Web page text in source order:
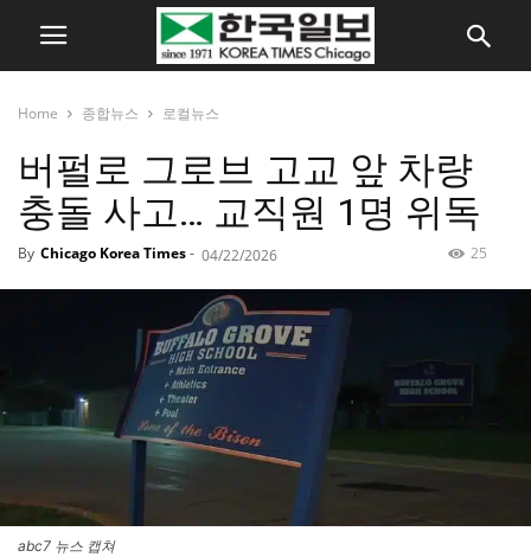
Home 종합뉴스 로컬뉴스
버펄로 그로브 고교 앞 차량
충돌 사고… 교직원 1명 위독
By Chicago Korea Times- 04/22/2026 25
abc7 뉴스 캡쳐